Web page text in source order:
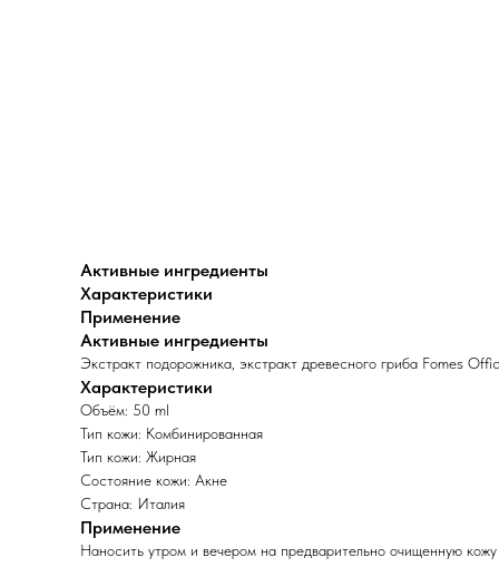
Активные ингредиенты
Характеристики
Применение
Активные ингредиенты
Экстракт подорожника, экстракт древесного гриба Fomes
Характеристики
Объём: 50 ml
Тип кожи: Комбинированная
Тип кожи: Жирная
Состояние кожи: Акне
Страна: Италия
Применение
Наносить утром и вечером на предварительно очищенную